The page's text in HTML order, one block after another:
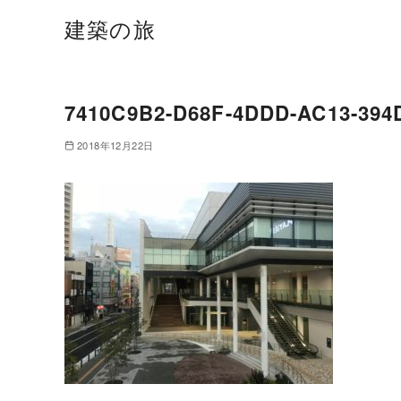
建築の旅
7410C9B2-D68F-4DDD-AC13-
2018年12月22日